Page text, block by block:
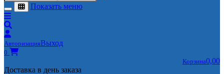
Показать меню
АвторизацияВыход
0
Корзина0,00
Доставка в день заказа